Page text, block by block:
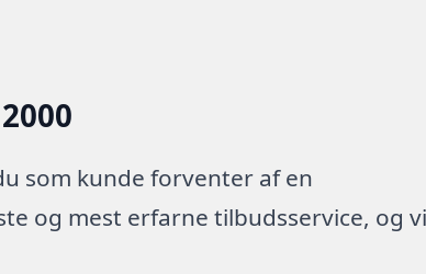
som kunde forventer af en
og mest erfarne tilbudsservice, og